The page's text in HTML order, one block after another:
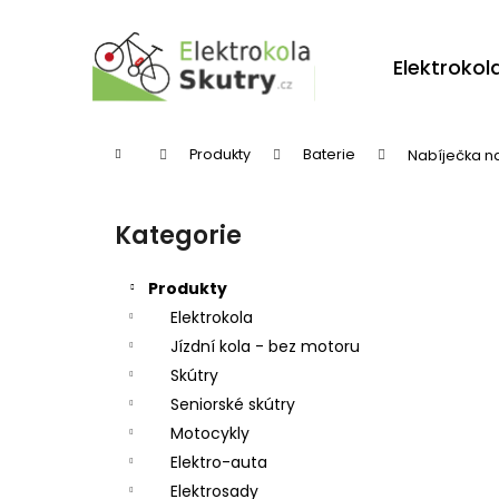
Domů Produkty Baterie Nabíječka
Přeskočit
kategorie
Kategorie
Produkty
Elektrokola
Jízdní kola - bez motoru
Skútry
Seniorské skútry
Motocykly
Elektro-auta
Elektrosady
Zpět
Zpět